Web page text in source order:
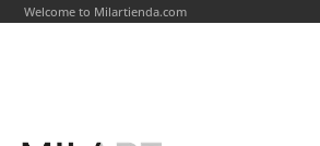
Welcome to Milartienda.com